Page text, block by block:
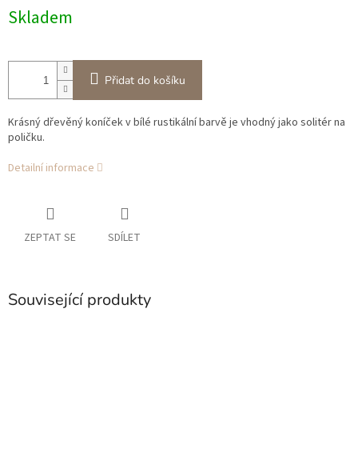
cena:
Skladem
Přidat do košíku
Krásný dřevěný koníček v bílé rustikální barvě je vhodný jako solitér na
poličku.
Detailní informace
ZEPTAT SE SDÍLET
Související produkty